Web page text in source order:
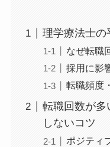
理学療法士の
なぜ転職
採用に影
転職頻度
転職回数が多
しないコツ
ポジティ